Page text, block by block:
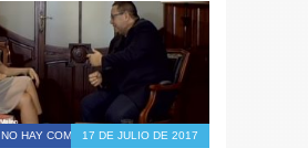
NO HAY COMENTARIOS17 DE JULIO DE 2017